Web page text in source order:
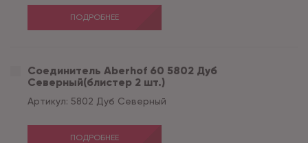
ПОДРОБНЕЕ
Соединитель Aberhof 60 5802 Дуб
Северный(блистер 2 шт.)
Артикул: 5802 Дуб Северный
ПОДРОБНЕЕ